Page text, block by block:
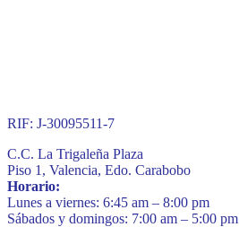
RIF: J-30095511-7
C.C. La Trigaleña Plaza
Piso 1, Valencia, Edo. Carabobo
Horario:
Lunes a viernes: 6:45 am – 8:00 pm
Sábados y domingos: 7:00 am – 5:00 pm